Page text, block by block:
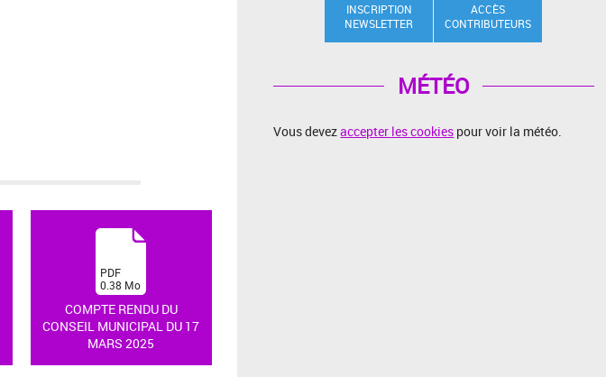
COMPTE RENDU DU
CONSEIL MUNICIPAL DU 17
MARS 2025
(PDF
0.38 Mo
)
INSCRIPTION
NEWSLETTER
ACCÈS
CONTRIBUTEURS
MÉTÉO
Vous devezaccepter les cookies pour voir la météo.